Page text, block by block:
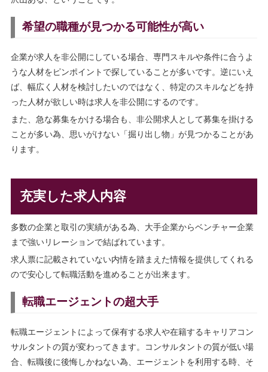
希望の職種が見つかる可能性が高い
企業が求人を非公開にしている場合、専門スキルや条件に合うよ
うな人材をピンポイントで探していることが多いです。逆にいえ
ば、幅広く人材を検討したいのではなく、特定のスキルなどを持
った人材が欲しい時は求人を非公開にするのです。
また、急な募集をかける場合も、非公開求人として募集を掛ける
ことが多い為、思いがけない「掘り出し物」が見つかることがあ
ります。
充実した求人内容
多数の企業と取引の実績がある為、大手企業からベンチャー企業
まで強いリレーションで結ばれています。
求人票に記載されていない内情を踏まえた情報を提供してくれる
ので安心して転職活動を進めることが出来ます。
転職エージェントの超大手
転職エージェントによって保有する求人や在籍するキャリアコン
サルタントの質が変わってきます。コンサルタントの質が低い場
合、転職後に後悔しかねない為、エージェントを利用する時、そ